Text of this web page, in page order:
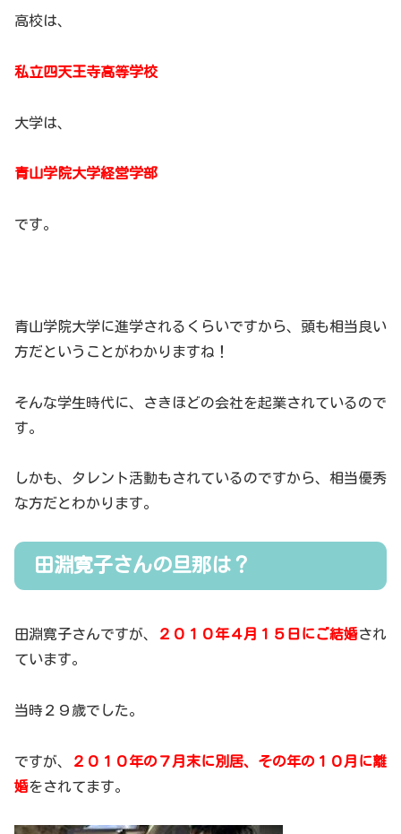
高校は、
私立四天王寺高等学校
大学は、
青山学院大学経営学部
です。
青山学院大学に進学されるくらいですから、頭も相当良い
方だということがわかりますね！
そんな学生時代に、さきほどの会社を起業されているので
す。
しかも、タレント活動もされているのですから、相当優秀
な方だとわかります。
田淵寛子さんの旦那は？
田淵寛子さんですが、 ２０１０年４月１５日にご結婚され
ています。
当時２９歳でした。
ですが、
２０１０年の７月末に別居、その年の１０月に離
婚をされてます。